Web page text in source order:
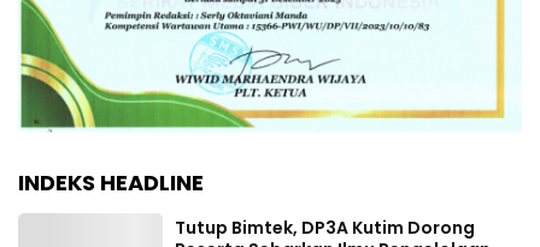
INDEKS HEADLINE
Tutup Bimtek, DP3A Kutim Dorong